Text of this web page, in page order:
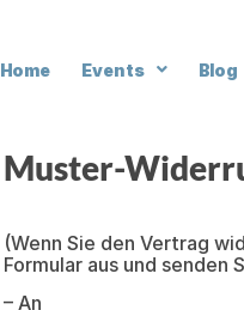
Home Events Blog
Muster-
(Wenn Sie den Vertrag
Formular aus und senden
– An